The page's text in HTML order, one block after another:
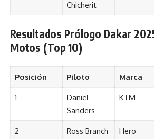
Chicherit
Resultados Prólogo Dakar
Motos (Top 10)
Posición Piloto Marca
1
Daniel
Sanders
KTM
2 Ross Branch Hero